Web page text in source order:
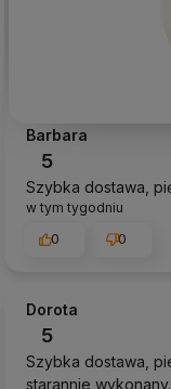
Barbara
5
Szybka dostawa,
w tym tygodniu
0
0
Dorota
5
Szybka dostawa,
starannie